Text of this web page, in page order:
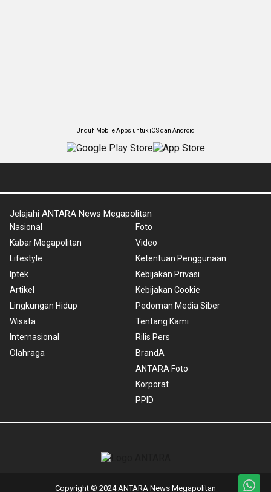
Unduh Mobile Apps untuk iOS dan Android
Jelajahi ANTARA News Megapolitan
Nasional
Kabar Megapolitan
Lifestyle
Iptek
Artikel
Lingkungan Hidup
Wisata
Internasional
Olahraga
Foto
Video
Ketentuan Penggunaan
Kebijakan Privasi
Kebijakan Cookie
Pedoman Media Siber
Tentang Kami
Rilis Pers
BrandA
ANTARA Foto
Korporat
PPID
Copyright © 2024 ANTARA News Megapolitan